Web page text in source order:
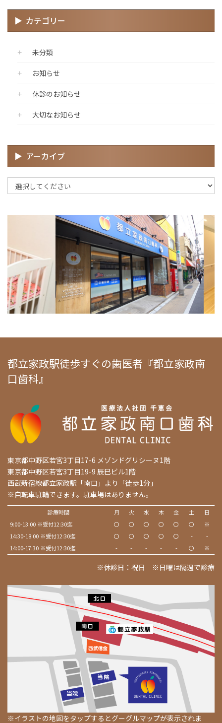
カテゴリー
未分類
お知らせ
休診のお知らせ
大切なお知らせ
アーカイブ
都立家政駅徒歩すぐの歯医者『都立家政南
口歯科』
東京都中野区若宮3丁目17-6 メゾンドグリシーヌ1階
東京都中野区若宮3丁目19-9 辰巳ビル1階
西武新宿線都立家政駅「南口」より「徒歩1分」
※自転車駐輪できます。駐車場はありません。
診療時間 月 火 水 木 金 土
日
9:00-13:00 ※受付12:30迄
〇 〇 〇 〇 〇 〇
※
14:30-18:00 ※受付12:30迄
〇 〇 〇 〇 〇 -
-
14:00-17:30 ※受付12:30迄
- - - - - 〇 ※
※休診日：祝日 ※日曜は隔週で診療
※イラストの地図をタップするとグーグルマップが表示されま